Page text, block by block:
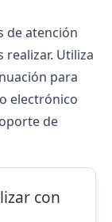
de atención
Utiliza
para
electrónico
de
con